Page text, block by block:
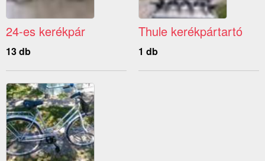
24-es kerékpár
13 db
Thule kerékpártartó
1 db